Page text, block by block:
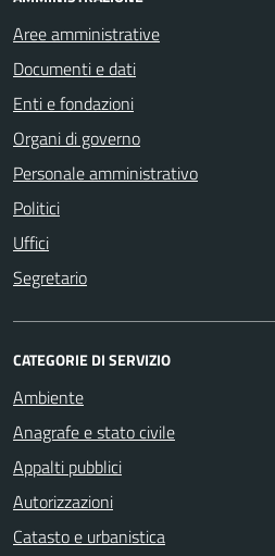
Aree amministrative
Documenti e dati
Enti e fondazioni
Organi di governo
Personale amministrativo
Politici
Uffici
Segretario
CATEGORIE DI SERVIZIO
Ambiente
Anagrafe e stato civile
Appalti pubblici
Autorizzazioni
Catasto e urbanistica